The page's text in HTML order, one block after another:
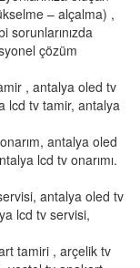
– alçalma) ,
sorunlarınızda
çözüm
, antalya oled tv
lcd tv tamir, antalya
antalya oled
lcd tv onarımı.
antalya oled tv
lcd tv servisi,
tamiri , arçelik tv